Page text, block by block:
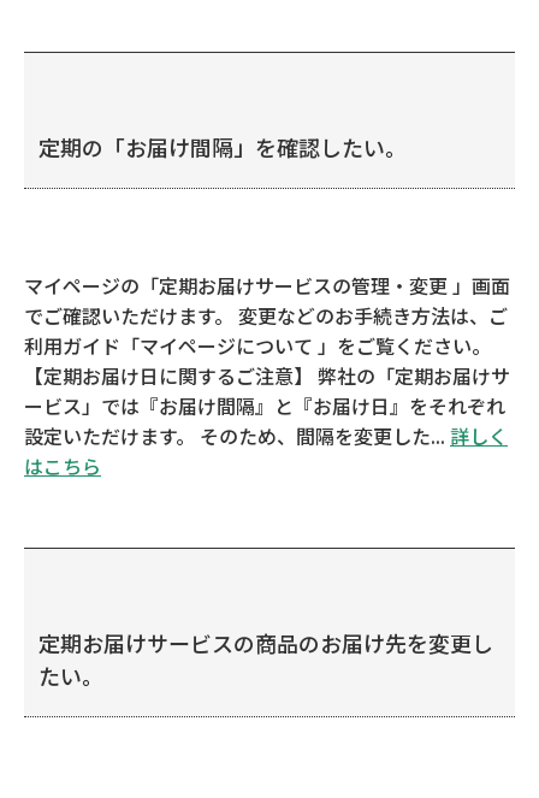
定期の「お届け間隔」を確認したい。
マイページの「定期お届けサービスの管理・変更 」画面
でご確認いただけます。 変更などのお手続き方法は、ご
利用ガイド「マイページについて 」をご覧ください。
【定期お届け日に関するご注意】 弊社の「定期お届けサ
ービス」では『お届け間隔』と『お届け日』をそれぞれ
設定いただけます。 そのため、間隔を変更した... 詳しく
はこちら
定期お届けサービスの商品のお届け先を変更し
たい。